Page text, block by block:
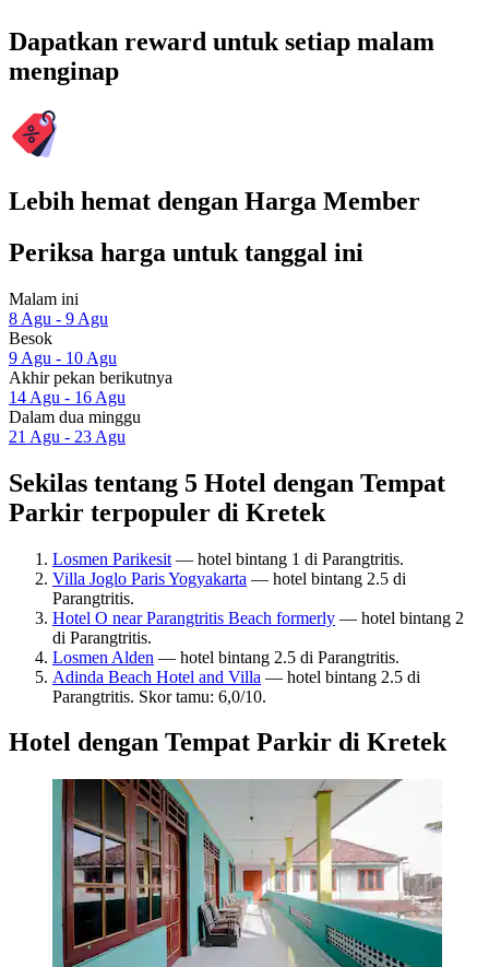
Dapatkan reward untuk setiap malam
menginap
Lebih hemat dengan Harga Member
Periksa harga untuk tanggal ini
Malam ini
8 Agu - 9 Agu
Besok
9 Agu - 10 Agu
Akhir pekan berikutnya
14 Agu - 16 Agu
Dalam dua minggu
21 Agu - 23 Agu
Sekilas tentang 5 Hotel dengan Tempat
Parkir terpopuler di Kretek
Losmen Parikesit — hotel bintang 1 di Parangtritis.
Villa Joglo Paris Yogyakarta — hotel bintang 2.5 di
Parangtritis.
Hotel O near Parangtritis Beach formerly — hotel bintang 2
di Parangtritis.
Losmen Alden — hotel bintang 2.5 di Parangtritis.
Adinda Beach Hotel and Villa — hotel bintang 2.5 di
Parangtritis. Skor tamu: 6,0/10.
Hotel dengan Tempat Parkir di Kretek